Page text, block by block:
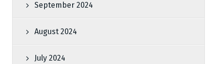
September 2024
August 2024
July 2024